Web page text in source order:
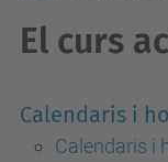
El curs
Calendaris i
Calendaris i